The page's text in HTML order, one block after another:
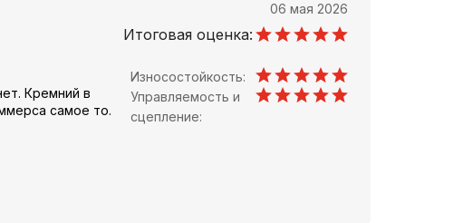
06 мая 2026
Итоговая оценка:
Кремний в
самое то.
Износостойкость:
Управляемость и
сцепление: